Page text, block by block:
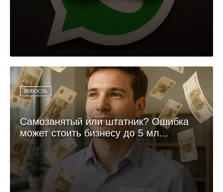
НОВОСТЬ
Самозанятый или штатник? Ошибка
может стоить бизнесу до 5 мл...